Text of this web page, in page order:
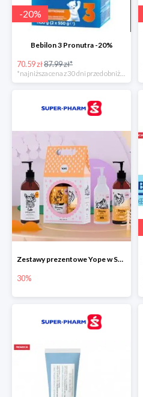
-20%
Bebilon 3 Pronutra -20%
70.59 zł87.99 zł*
*najniższa cena z 30 dni przed obniżką
Zestawy prezentowe Yope w Super-Pharm do -30%
30%